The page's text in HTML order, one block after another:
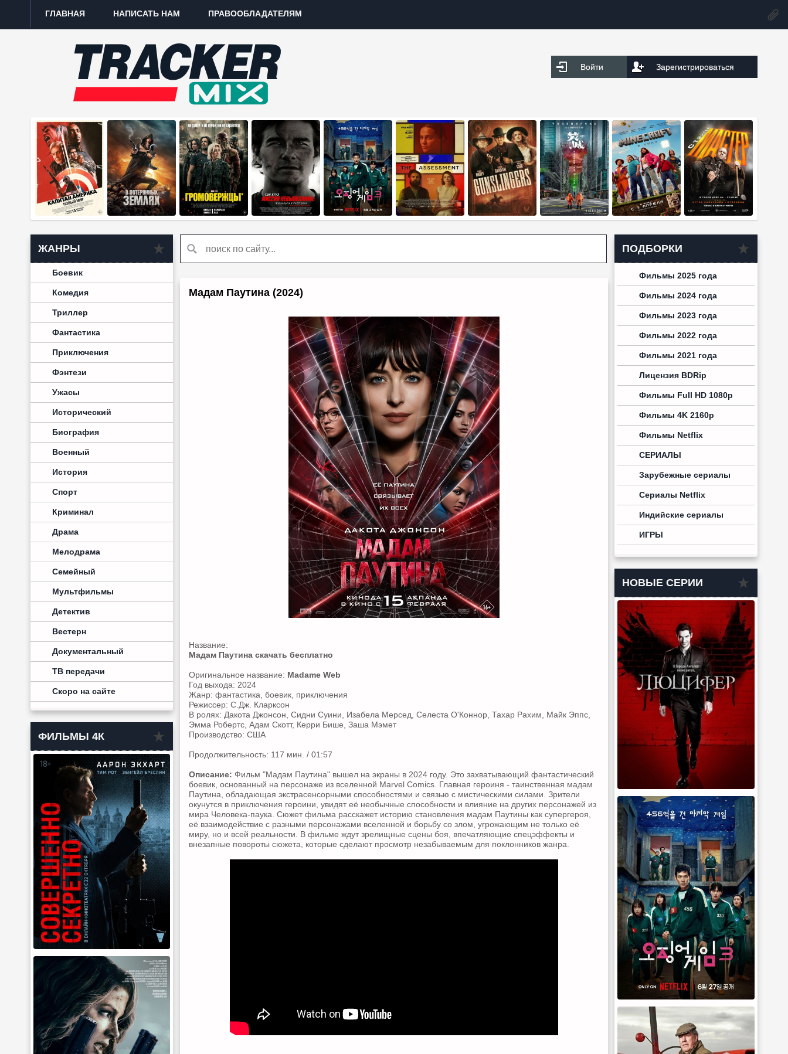
ГЛАВНАЯ НАПИСАТЬ НАМ ПРАВООБЛАДАТЕЛЯМ
Войти Зарегистрироваться
ЖАНРЫ
Боевик
Комедия
Триллер
Фантастика
Приключения
Фэнтези
Ужасы
Исторический
Биография
Военный
История
Спорт
Криминал
Драма
Мелодрама
Семейный
Мультфильмы
Детектив
Вестерн
Документальный
ТВ передачи
Скоро на сайте
ФИЛЬМЫ 4К
Мадам Паутина (2024)
Название:
Мадам Паутина скачать бесплатно
Оригинальное название: Madame Web
Год выхода: 2024
Жанр: фантастика, боевик, приключения
Режиссер: С.Дж. Кларксон
В ролях: Дакота Джонсон, Сидни Суини, Изабела Мерсед, Селеста О'Коннор, Тахар Рахим, Майк Эппс,
Эмма Робертс, Адам Скотт, Керри Бише, Заша Мэмет
Производство: США
Продолжительность: 117 мин. / 01:57
Описание: Фильм "Мадам Паутина" вышел на экраны в 2024 году. Это захватывающий фантастический
боевик, основанный на персонаже из вселенной Marvel Comics. Главная героиня - таинственная мадам
Паутина, обладающая экстрасенсорными способностями и связью с мистическими силами. Зрители
окунутся в приключения героини, увидят её необычные способности и влияние на других персонажей из
мира Человека-паука. Сюжет фильма расскажет историю становления мадам Паутины как супергероя,
её взаимодействие с разными персонажами вселенной и борьбу со злом, угрожающим не только её
миру, но и всей реальности. В фильме ждут зрелищные сцены боя, впечатляющие спецэффекты и
внезапные повороты сюжета, которые сделают просмотр незабываемым для поклонников жанра.
ПОДБОРКИ
Фильмы 2025 года
Фильмы 2024 года
Фильмы 2023 года
Фильмы 2022 года
Фильмы 2021 года
Лицензия BDRip
Фильмы Full HD 1080p
Фильмы 4K 2160p
Фильмы Netflix
СЕРИАЛЫ
Зарубежные сериалы
Сериалы Netflix
Индийские сериалы
ИГРЫ
НОВЫЕ СЕРИИ